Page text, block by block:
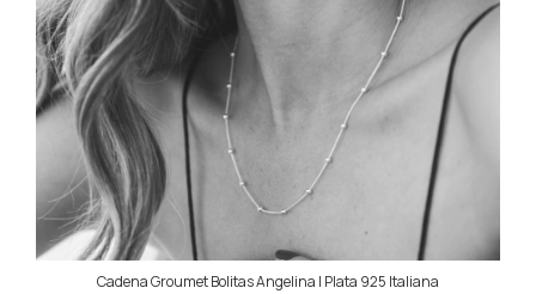
Cadena Groumet Bolitas Angelina | Plata 925 Italiana